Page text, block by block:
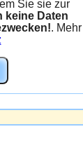
Sie sie zur
Daten
. Mehr